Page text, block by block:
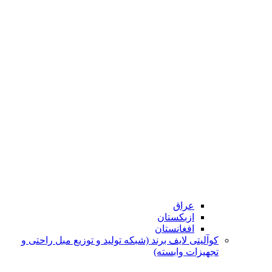
عراق
ازبکستان
افغانستان
کوآلیتی لایف برند (شبکه تولید و توزیع مبل راحتی و
تجهیزات وابسته)